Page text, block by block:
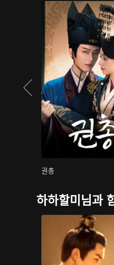
권총
하하할미님과